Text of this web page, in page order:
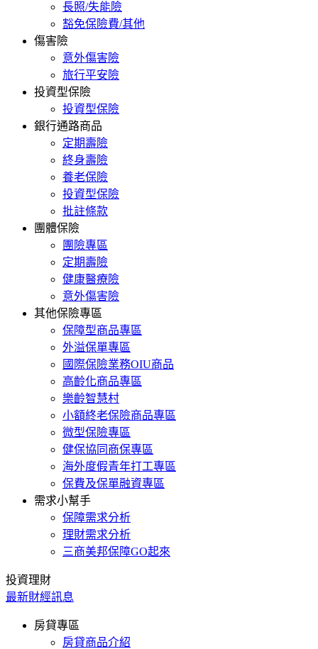
長照/失能險
豁免保險費/其他
傷害險
意外傷害險
旅行平安險
投資型保險
投資型保險
銀行通路商品
定期壽險
終身壽險
養老保險
投資型保險
批註條款
團體保險
團險專區
定期壽險
健康醫療險
意外傷害險
其他保險專區
保障型商品專區
外溢保單專區
國際保險業務OIU商品
高齡化商品專區
樂齡智慧村
小額終老保險商品專區
微型保險專區
健保協同商保專區
海外度假青年打工專區
保費及保單融資專區
需求小幫手
保障需求分析
理財需求分析
三商美邦保障GO起來
投資理財
最新財經訊息
房貸專區
房貸商品介紹